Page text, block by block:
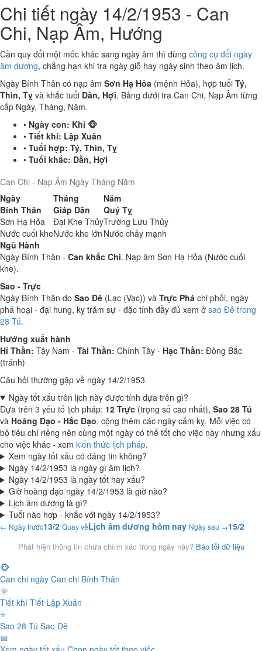
Chi tiết ngày 14/2/1953 - Can
Chi, Nạp Âm, Hướng
Cần quy đổi một mốc khác sang ngày âm thì dùng công cụ đổi ngày
âm dương, chẳng hạn khi tra ngày giỗ hay ngày sinh theo âm lịch.
Ngày Bính Thân có nạp âm Sơn Hạ Hỏa (mệnh Hỏa), hợp tuổi Tý,
Thìn, Tỵ và khắc tuổi Dần, Hợi. Bảng dưới tra Can Chi, Nạp Âm từng
cấp Ngày, Tháng, Năm.
• Ngày con: Khỉ 🐵
• Tiết khí: Lập Xuân
• Tuổi hợp: Tý, Thìn, Tỵ
• Tuổi khắc: Dần, Hợi
Can Chi - Nạp Âm Ngày Tháng Năm
Ngày
Tháng
Năm
Bính Thân
Giáp Dần
Quý Tỵ
Sơn Hạ Hỏa
Đại Khe ThủyTrường Lưu Thủy
Nước cuối kheNước khe lớn Nước chảy mạnh
Ngũ Hành
Ngày Bính Thân - Can khắc Chi. Nạp âm Sơn Hạ Hỏa (Nước cuối
khe).
Sao - Trực
Ngày Bính Thân do Sao Đê (Lạc (Vạc)) và Trực Phá chi phối, ngày
phá hoại - đại hung, kỵ trăm sự - đặc tính đầy đủ xem ở sao Đê trong
28 Tú.
Hướng xuất hành
Hỉ Thần: Tây Nam - Tài Thần: Chính Tây - Hạc Thần: Đông Bắc
(tránh)
Câu hỏi thường gặp về ngày 14/2/1953
Ngày tốt xấu trên lịch này được tính dựa trên gì?
Dựa trên 3 yếu tố lịch pháp: 12 Trực (trọng số cao nhất), Sao 28 Tú
và Hoàng Đạo - Hắc Đạo, cộng thêm các ngày cấm kỵ. Mỗi việc có
bộ tiêu chí riêng nên cùng một ngày có thể tốt cho việc này nhưng xấu
cho việc khác - xem kiến thức lịch pháp.
Xem ngày tốt xấu có đáng tin không?
Ngày 14/2/1953 là ngày gì âm lịch?
Ngày 14/2/1953 là ngày tốt hay xấu?
Giờ hoàng đạo ngày 14/2/1953 là giờ nào?
Lịch âm dương là gì?
Tuổi nào hợp - khắc với ngày 14/2/1953?
← Ngày trước13/2 Quay vềLịch âm dương hôm nay Ngày sau →15/2
Phát hiện thông tin chưa chính xác trong ngày này? Báo lỗi dữ liệu
🐵
Can chi ngày Can chi Bính Thân
🌞
Tiết khí Tiết Lập Xuân
⭐
Sao 28 Tú Sao Đê
📅